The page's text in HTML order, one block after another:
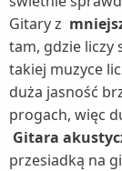
Gitary z
tam, gdzie liczy
takiej muzyce
duża jasność
progach, więc
Gitara
przesiadką na